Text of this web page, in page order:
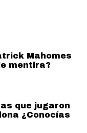
Mahomes
mentira?
que jugaron
¿Conocías